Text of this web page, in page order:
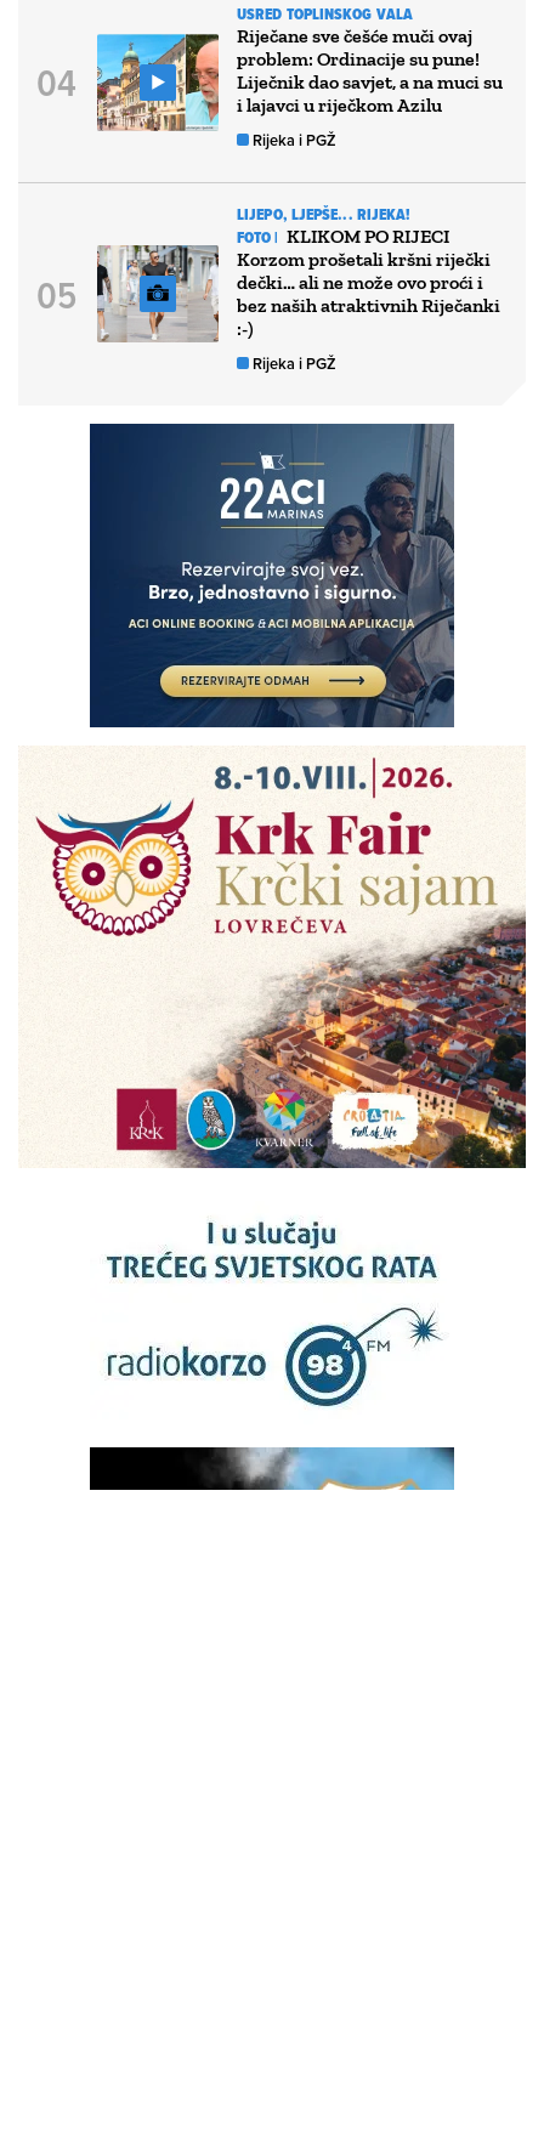
USRED TOPLINSKOG VALA
Riječane sve češće muči ovaj
problem: Ordinacije su pune!
Liječnik dao savjet, a na muci su
i lajavci u riječkom Azilu
Rijeka i PGŽ
LIJEPO, LJEPŠE... RIJEKA!
FOTO | KLIKOM PO RIJECI
Korzom prošetali kršni riječki
dečki… ali ne može ovo proći i
bez naših atraktivnih Riječanki
:-)
Rijeka i PGŽ